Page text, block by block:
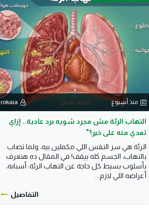
منذ أسبوع rokaia
التهاب الرئة مش مجرد شويه برد عادية.. إزاي
تعدي منه على خير؟"
الرئة هي سر النفس اللي مكملين بيه، ولما تصاب
بالتهاب، الجسم كله بيقف! في المقال ده هتعرف
بأسلوب بسيط كل حاجة عن التهاب الرئة: أسبابه،
أعراضه اللي لازم...
التفاصيل